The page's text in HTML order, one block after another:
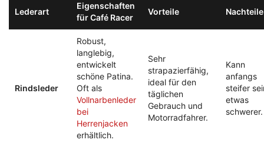
Lederart
Eigenschaften
für Café Racer
Vorteile Nachteile
Rindsleder
Robust,
langlebig,
entwickelt
schöne Patina.
Oft als
Vollnarbenleder
bei
Herrenjacken
erhältlich.
Sehr
strapazierfähig,
ideal für den
täglichen
Gebrauch und
Motorradfahrer.
Kann
anfangs
steifer
etwas
schwerer.